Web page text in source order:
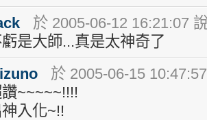
於 2005-06-12 16:21:07
是大師...真是太神奇了
於 2005-06-15
~~~~~!!!!
入化~!!